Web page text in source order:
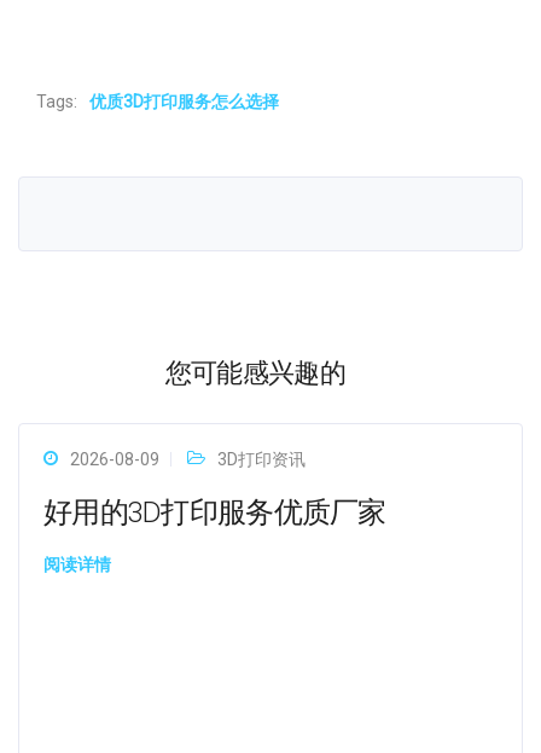
Tags: 优质3D打印服务怎么选择
您可能感兴趣的
2026-08-09 3D打印资讯
好用的3D打印服务优质厂家
阅读详情